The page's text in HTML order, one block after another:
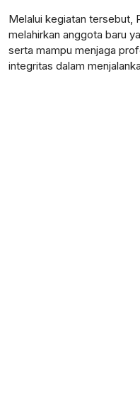
Melalui kegiatan tersebut,
melahirkan anggota baru
serta mampu menjaga
integritas dalam